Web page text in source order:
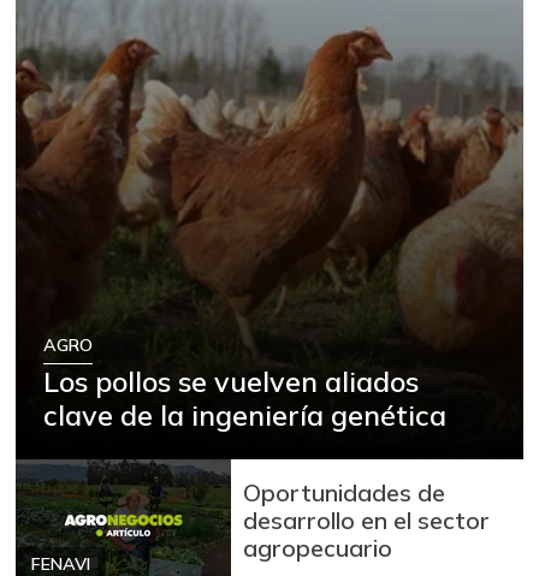
AGRO
Los pollos se vuelven aliados
clave de la ingeniería genética
FENAVI
Oportunidades de
desarrollo en el sector
agropecuario